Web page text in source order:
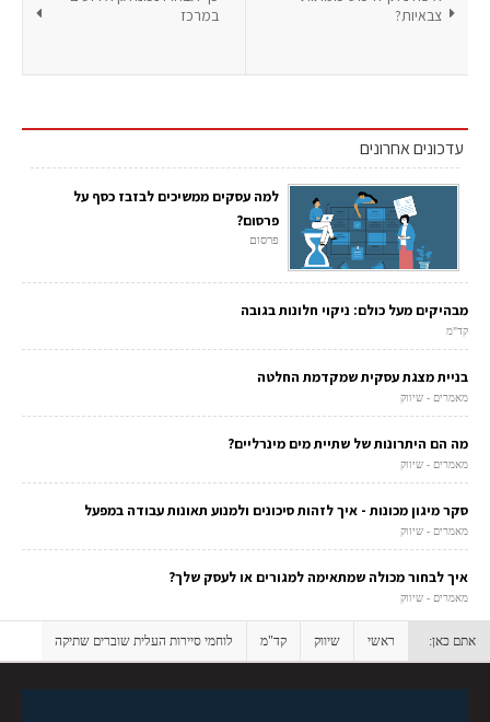
במרכז
צבאיות?
עדכונים אחרונים
למה עסקים ממשיכים לבזבז כסף על
פרסום?
פרסום
מבהיקים מעל כולם: ניקוי חלונות בגובה
קד"מ
בניית מצגת עסקית שמקדמת החלטה
מאמרים - שיווק
מה הם היתרונות של שתיית מים מינרליים?
מאמרים - שיווק
סקר מיגון מכונות - איך לזהות סיכונים ולמנוע תאונות עבודה במפעל
מאמרים - שיווק
איך לבחור מכולה שמתאימה למגורים או לעסק שלך?
מאמרים - שיווק
אתם כאן: ראשי שיווק קד"מ לוחמי סיירות העלית שוברים שתיקה